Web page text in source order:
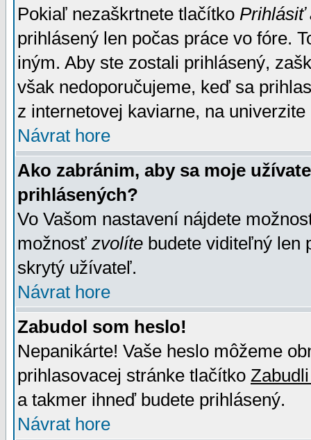
Pokiaľ nezaškrtnete tlačítko Prihlásiť
prihlásený len počas práce vo fóre.
iným. Aby ste zostali prihlásený,
však nedoporučujeme, keď sa
z internetovej kaviarne, na univerzite
Návrat hore
Ako zabránim, aby sa moje
prihlásených?
Vo Vašom nastavení nájdete
možnosť zvolíte budete viditeľný len
skrytý užívateľ.
Návrat hore
Zabudol som heslo!
Nepanikárte! Vaše heslo môžeme
prihlasovacej stránke tlačítko
a takmer ihneď budete prihlásený.
Návrat hore